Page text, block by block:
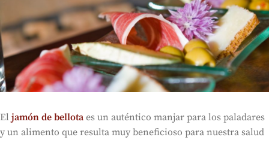
El jamón de bellota es un auténtico manjar para los paladares
y un alimento que resulta muy beneficioso para nuestra salud